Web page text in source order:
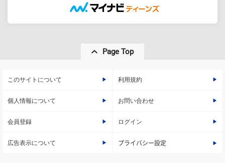
Page Top
このサイトについて 利用規約
個人情報について お問い合わせ
会員登録 ログイン
広告表示について プライバシー設定